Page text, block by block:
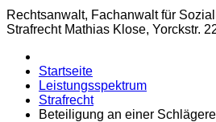
Rechtsanwalt, Fachanwalt für
Strafrecht Mathias Klose, Yorckstr.
Startseite
Leistungsspektrum
Strafrecht
Beteiligung an einer